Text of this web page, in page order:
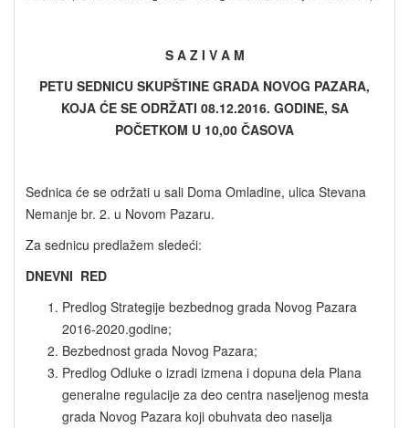
S A Z I V A M
PETU SEDNICU SKUPŠTINE GRADA NOVOG PAZARA,
KOJA ĆE SE ODRŽATI 08.12.2016. GODINE, SA
POČETKOM U 10,00 ČASOVA
Sednica će se održati u sali Doma Omladine, ulica Stevana
Nemanje br. 2. u Novom Pazaru.
Za sednicu predlažem sledeći:
DNEVNI RED
Predlog Strategije bezbednog grada Novog Pazara
2016-2020.godine;
Bezbednost grada Novog Pazara;
Predlog Odluke o izradi izmena i dopuna dela Plana
generalne regulacije za deo centra naseljenog mesta
grada Novog Pazara koji obuhvata deo naselja